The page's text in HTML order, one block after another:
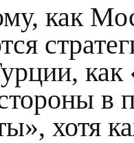
как
в
хотя